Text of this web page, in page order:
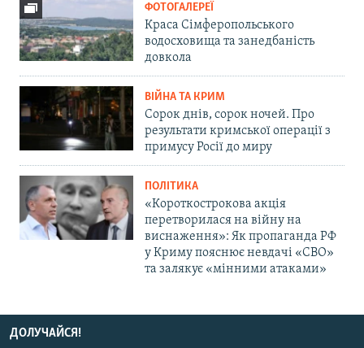
ФОТОГАЛЕРЕЇ
Краса Сімферопольського
водосховища та занедбаність
довкола
ВІЙНА ТА КРИМ
Сорок днів, сорок ночей. Про
результати кримської операції з
примусу Росії до миру
ПОЛІТИКА
«Короткострокова акція
перетворилася на війну на
виснаження»: Як пропаганда РФ
у Криму пояснює невдачі «СВО»
та залякує «мінними атаками»
ДОЛУЧАЙСЯ!